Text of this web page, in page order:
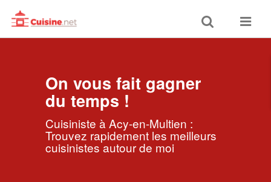
Toggle
search
Toggle
On vous fait gagner
du temps !
Cuisiniste à Acy-en-Multien :
Trouvez rapidement les meilleurs
cuisinistes autour de moi